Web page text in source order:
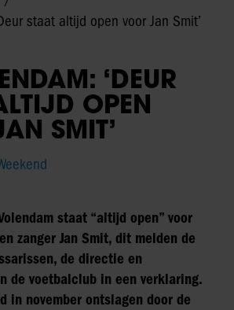
staat altijd open voor Jan Smit’
‘DEUR
OPEN
SMIT’
staat “altijd open” voor
zanger Jan Smit, dit melden de
de directie en
de voetbalclub in een verklaring.
in november ontslagen door de